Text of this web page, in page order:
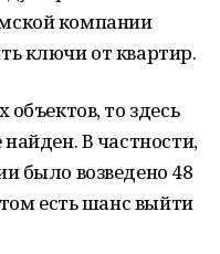
компании
ключи от квартир.
то здесь
В частности,
было возведено 48
есть шанс выйти